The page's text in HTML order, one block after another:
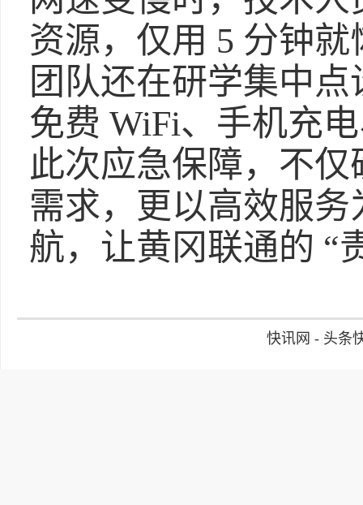
资源，仅用 5 分钟
团队还在研学集中
免费 WiFi、手机充
此次应急保障，不
需求，更以高效服
航，让黄冈联通的 “
快讯网 - 头条